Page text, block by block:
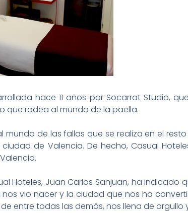
hace 11 años por Socarrat Studio,
que rodea al mundo de la paella.
mundo de las fallas que se realiza en el
de Valencia. De hecho, Casual
Hoteles, Juan Carlos Sanjuan, ha indicado
vio nacer y la ciudad que nos ha
entre todas las demás, nos llena de orgullo